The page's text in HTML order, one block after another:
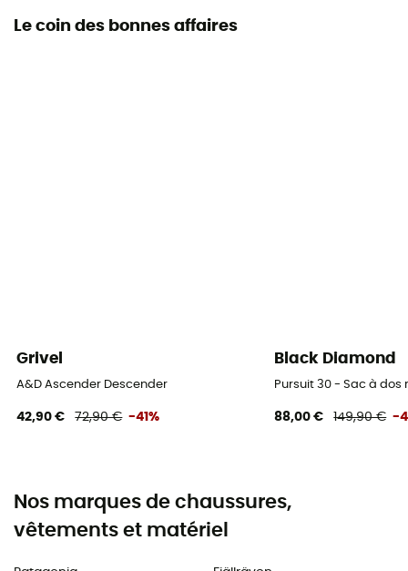
Le coin des bonnes affaires
Grivel
A&D Ascender Descender
42,90 € 72,90 € -41%
Black Diamond
Pursuit 30 - Sac à
88,00 € 149,90 € -
Nos marques de chaussures,
vêtements et matériel